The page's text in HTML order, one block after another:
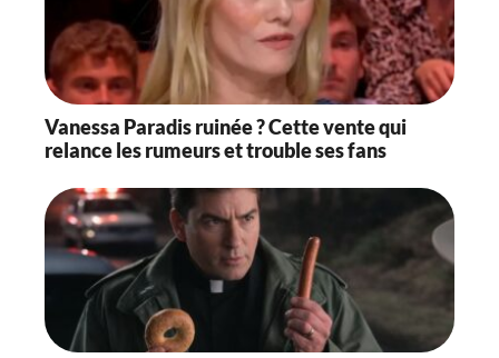
Vanessa Paradis ruinée ? Cette vente qui
relance les rumeurs et trouble ses fans